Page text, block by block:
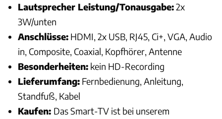
Lautsprecher Leistung/Tonausgabe:2x
3W/unten
Anschlüsse: HDMI, 2x USB, RJ45, Ci+, VGA, Audio
in, Composite, Coaxial, Kopfhörer, Antenne
Besonderheiten: kein HD-Recording
Lieferumfang: Fernbedienung, Anleitung,
Standfuß, Kabel
Kaufen: Das Smart-TV ist bei unserem